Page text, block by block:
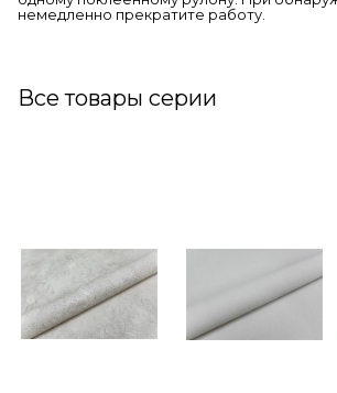
немедленно прекратите работу.
Все товары серии